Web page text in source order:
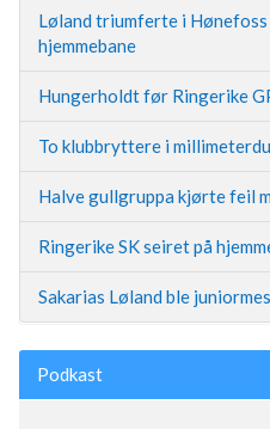
Løland triumferte i Hønefoss
hjemmebane
Hungerholdt før Ringerike
To klubbryttere i
Halve gullgruppa kjørte feil
Ringerike SK seiret på
Sakarias Løland ble
Podkast